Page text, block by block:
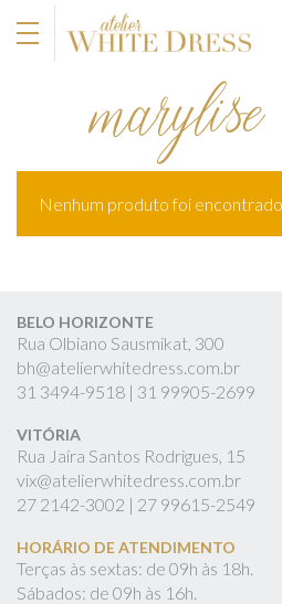
Nenhum produto foi
BELO HORIZONTE
Rua Olbiano Sausmikat, 300
bh@atelierwhitedress.com.br
31 3494-9518 | 31 99905-2699
VITÓRIA
Rua Jaíra Santos Rodrigues, 15
vix@atelierwhitedress.com.br
27 2142-3002 | 27 99615-2549
HORÁRIO DE ATENDIMENTO
Terças às sextas: de 09h às 18h.
Sábados: de 09h às 16h.